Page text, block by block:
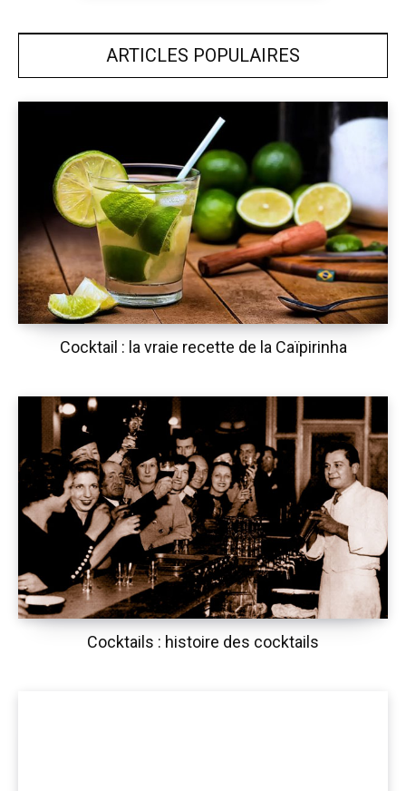
ARTICLES POPULAIRES
Cocktail : la vraie recette de la Caïpirinha
Cocktails : histoire des cocktails